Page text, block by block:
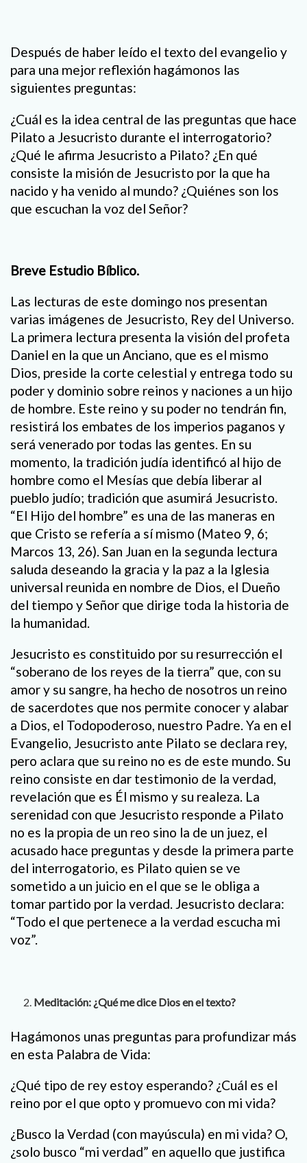
Después de haber leído el texto del evangelio y
para una mejor reflexión hagámonos las
siguientes preguntas:
¿Cuál es la idea central de las preguntas que hace
Pilato a Jesucristo durante el interrogatorio?
¿Qué le afirma Jesucristo a Pilato? ¿En qué
consiste la misión de Jesucristo por la que ha
nacido y ha venido al mundo? ¿Quiénes son los
que escuchan la voz del Señor?
Breve Estudio Bíblico.
Las lecturas de este domingo nos presentan
varias imágenes de Jesucristo, Rey del Universo.
La primera lectura presenta la visión del profeta
Daniel en la que un Anciano, que es el mismo
Dios, preside la corte celestial y entrega todo su
poder y dominio sobre reinos y naciones a un hijo
de hombre. Este reino y su poder no tendrán fin,
resistirá los embates de los imperios paganos y
será venerado por todas las gentes. En su
momento, la tradición judía identificó al hijo de
hombre como el Mesías que debía liberar al
pueblo judío; tradición que asumirá Jesucristo.
“El Hijo del hombre” es una de las maneras en
que Cristo se refería a sí mismo (Mateo 9, 6;
Marcos 13, 26). San Juan en la segunda lectura
saluda deseando la gracia y la paz a la Iglesia
universal reunida en nombre de Dios, el Dueño
del tiempo y Señor que dirige toda la historia de
la humanidad.
Jesucristo es constituido por su resurrección el
“soberano de los reyes de la tierra” que, con su
amor y su sangre, ha hecho de nosotros un reino
de sacerdotes que nos permite conocer y alabar
a Dios, el Todopoderoso, nuestro Padre. Ya en el
Evangelio, Jesucristo ante Pilato se declara rey,
pero aclara que su reino no es de este mundo. Su
reino consiste en dar testimonio de la verdad,
revelación que es Él mismo y su realeza. La
serenidad con que Jesucristo responde a Pilato
no es la propia de un reo sino la de un juez, el
acusado hace preguntas y desde la primera parte
del interrogatorio, es Pilato quien se ve
sometido a un juicio en el que se le obliga a
tomar partido por la verdad. Jesucristo declara:
“Todo el que pertenece a la verdad escucha mi
voz”.
Meditación: ¿Qué me dice Dios en el texto?
Hagámonos unas preguntas para profundizar más
en esta Palabra de Vida:
¿Qué tipo de rey estoy esperando? ¿Cuál es el
reino por el que opto y promuevo con mi vida?
¿Busco la Verdad (con mayúscula) en mi vida? O,
¿solo busco “mi verdad” en aquello que justifica